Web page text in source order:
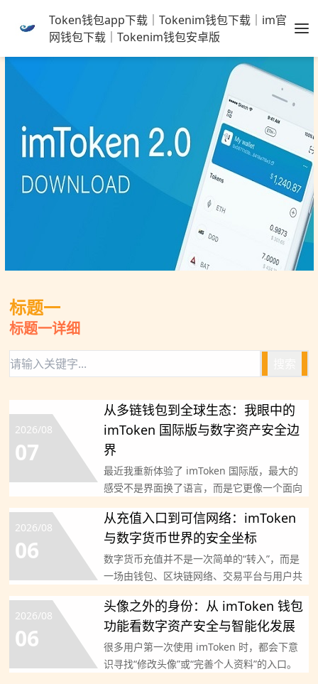
Token钱包app下载｜Tokenim钱包下载｜im官
网钱包下载｜Tokenim钱包安卓版
标题一
标题一详细
2026/08
07
从多链钱包到全球生态：我眼中的
imToken 国际版与数字资产安全边
界
最近我重新体验了 imToken 国际版，最大的
感受不是界面换了语言，而是它更像一个面向
2026/08
06
从充值入口到可信网络：imToken
与数字货币世界的安全坐标
数字货币充值并不是一次简单的“转入”，而是
一场由钱包、区块链网络、交易平台与用户共
2026/08
06
头像之外的身份：从 imToken 钱包
功能看数字资产安全与智能化发展
很多用户第一次使用 imToken 时，都会下意
识寻找“修改头像”或“完善个人资料”的入口。